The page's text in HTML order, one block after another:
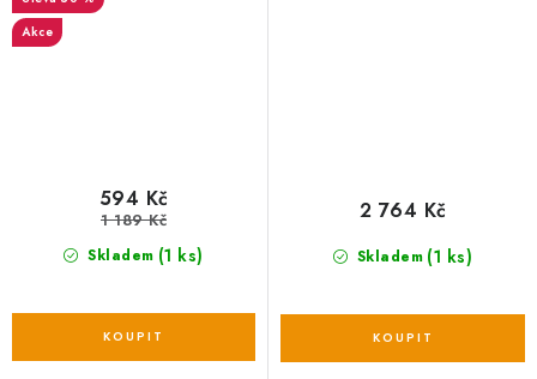
Akce
Skladem (1 ks)
594 Kč
1 189 Kč
Skladem (1 ks)
2 764 Kč